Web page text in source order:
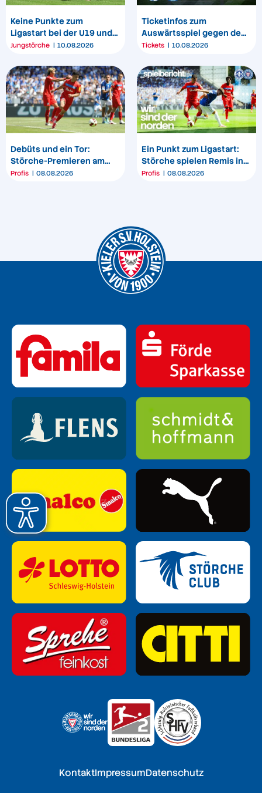
Keine Punkte zum
Ligastart bei der U19 und
U17
Jungstörche 10.08.2026
Ticketinfos zum
Auswärtsspiel gegen den
1. FC Magdeburg
Tickets 10.08.2026
Debüts und ein Tor:
Störche-Premieren am
„Bölle“
Profis 08.08.2026
Ein Punkt zum Ligastart:
Störche spielen Remis in
Darmstadt
Profis 08.08.2026
KontaktImpressumDatenschutz